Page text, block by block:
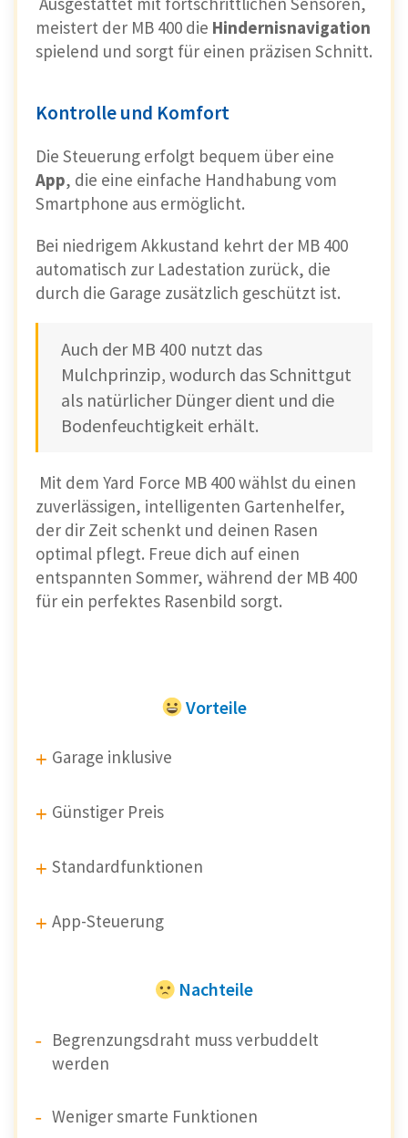
meistert der MB 400 die Hindernisnavigation
spielend und sorgt für einen präzisen Schnitt.
Kontrolle und Komfort
Die Steuerung erfolgt bequem über eine
App, die eine einfache Handhabung vom
Smartphone aus ermöglicht.
Bei niedrigem Akkustand kehrt der MB 400
automatisch zur Ladestation zurück, die
durch die Garage zusätzlich geschützt ist.
Auch der MB 400 nutzt das
Mulchprinzip, wodurch das Schnittgut
als natürlicher Dünger dient und die
Bodenfeuchtigkeit erhält.
Mit dem Yard Force MB 400 wählst du einen
zuverlässigen, intelligenten Gartenhelfer,
der dir Zeit schenkt und deinen Rasen
optimal pflegt. Freue dich auf einen
entspannten Sommer, während der MB 400
für ein perfektes Rasenbild sorgt.
Vorteile
Garage inklusive
Günstiger Preis
Standardfunktionen
App-Steuerung
Nachteile
Begrenzungsdraht muss verbuddelt
werden
Weniger smarte Funktionen